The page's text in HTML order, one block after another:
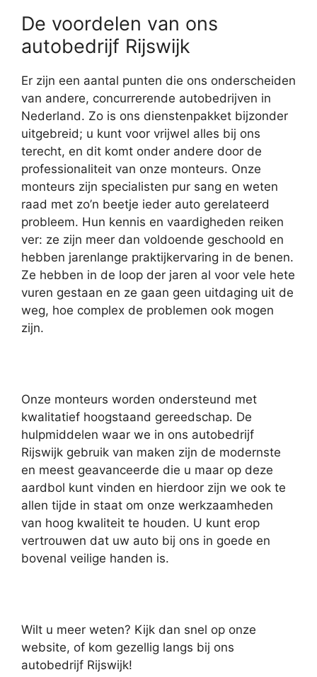
De voordelen van ons
autobedrijf Rijswijk
Er zijn een aantal punten die ons onderscheiden
van andere, concurrerende autobedrijven in
Nederland. Zo is ons dienstenpakket bijzonder
uitgebreid; u kunt voor vrijwel alles bij ons
terecht, en dit komt onder andere door de
professionaliteit van onze monteurs. Onze
monteurs zijn specialisten pur sang en weten
raad met zo’n beetje ieder auto gerelateerd
probleem. Hun kennis en vaardigheden reiken
ver: ze zijn meer dan voldoende geschoold en
hebben jarenlange praktijkervaring in de benen.
Ze hebben in de loop der jaren al voor vele hete
vuren gestaan en ze gaan geen uitdaging uit de
weg, hoe complex de problemen ook mogen
zijn.
Onze monteurs worden ondersteund met
kwalitatief hoogstaand gereedschap. De
hulpmiddelen waar we in ons autobedrijf
Rijswijk gebruik van maken zijn de modernste
en meest geavanceerde die u maar op deze
aardbol kunt vinden en hierdoor zijn we ook te
allen tijde in staat om onze werkzaamheden
van hoog kwaliteit te houden. U kunt erop
vertrouwen dat uw auto bij ons in goede en
bovenal veilige handen is.
Wilt u meer weten? Kijk dan snel op onze
website, of kom gezellig langs bij ons
autobedrijf Rijswijk!